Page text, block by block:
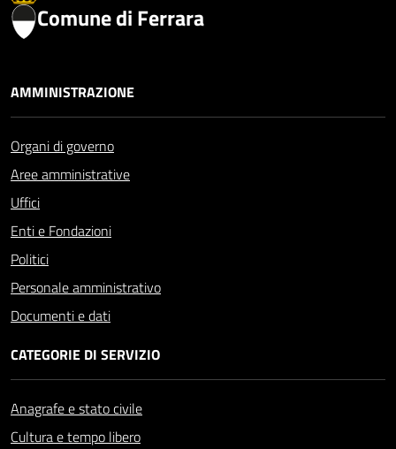
Comune di Ferrara
AMMINISTRAZIONE
Organi di governo
Aree amministrative
Uffici
Enti e Fondazioni
Politici
Personale amministrativo
Documenti e dati
CATEGORIE DI SERVIZIO
Anagrafe e stato civile
Cultura e tempo libero